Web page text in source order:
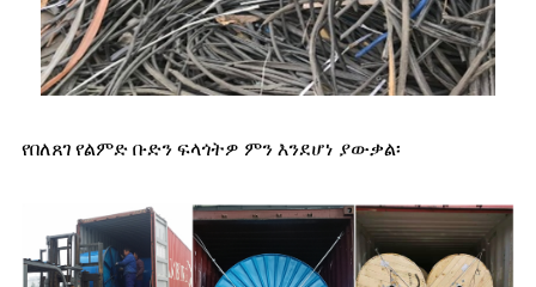
የበለጸገ የልምድ ቡድን ፍላጎትዎ ምን እንደሆነ ያውቃል፡